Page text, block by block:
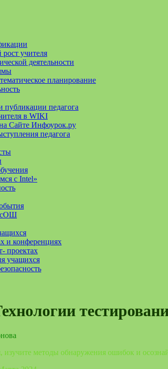
учителя
деятельности
планирование
педагога
в WIKI
Сайте Инфоурок.ру
педагога
с Intel»
и конференциях
проектах
учащихся
изучите методы обнаружения ошибок и